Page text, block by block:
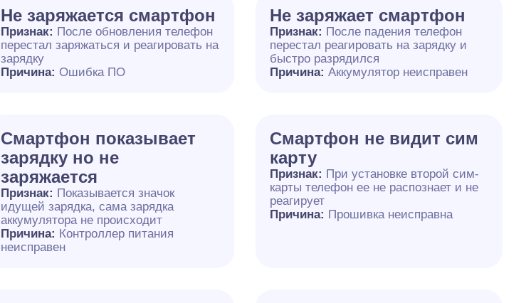
Не заряжается смартфон
Признак: После обновления телефон
перестал заряжаться и реагировать на
зарядку
Причина: Ошибка ПО
Не заряжает смартфон
Признак: После падения телефон
перестал реагировать на зарядку и
быстро разрядился
Причина: Аккумулятор неисправен
Смартфон показывает
зарядку но не
заряжается
Признак: Показывается значок
идущей зарядка, сама зарядка
аккумулятора не происходит
Причина: Контроллер питания
неисправен
Смартфон не видит сим
карту
Признак: При установке второй сим-
карты телефон ее не распознает и не
реагирует
Причина: Прошивка неисправна